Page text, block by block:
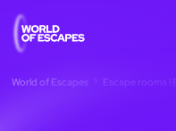
World of Escapes Escape rooms i